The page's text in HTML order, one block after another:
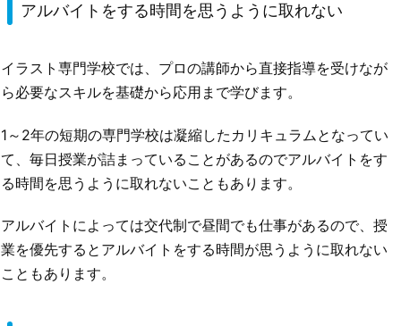
アルバイトをする時間を思うように取れない
イラスト専門学校では、プロの講師から直接指導を受けなが
ら必要なスキルを基礎から応用まで学びます。
1～2年の短期の専門学校は凝縮したカリキュラムとなってい
て、毎日授業が詰まっていることがあるのでアルバイトをす
る時間を思うように取れないこともあります。
アルバイトによっては交代制で昼間でも仕事があるので、授
業を優先するとアルバイトをする時間が思うように取れない
こともあります。